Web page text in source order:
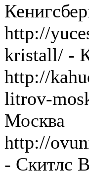
http://
kristall/ -
http://
litrov-
Москва
http://
- Скитлс